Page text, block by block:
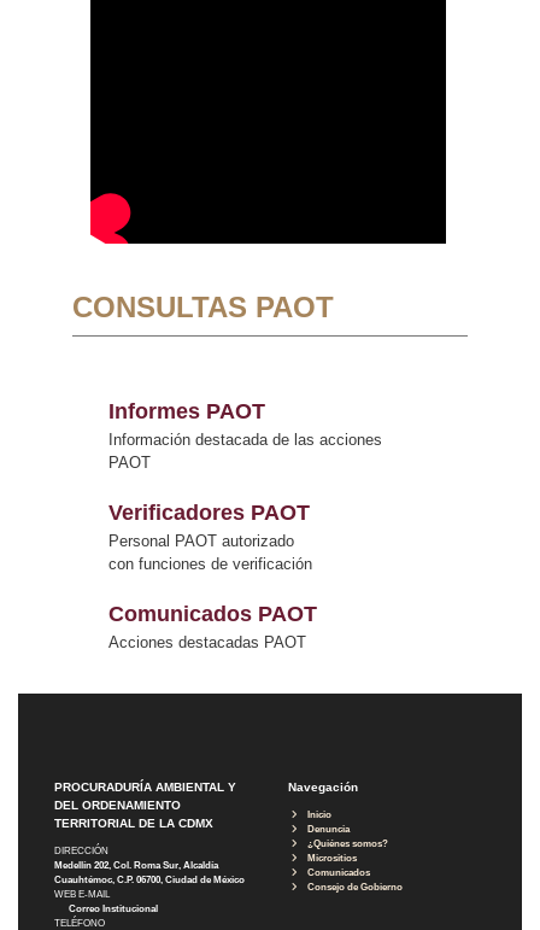
CONSULTAS PAOT
Informes PAOT
Información destacada de las acciones
PAOT
Verificadores PAOT
Personal PAOT autorizado
con funciones de verificación
Comunicados PAOT
Acciones destacadas PAOT
PROCURADURÍA AMBIENTAL Y
DEL ORDENAMIENTO
TERRITORIAL DE LA CDMX
DIRECCIÓN
Medellín 202, Col. Roma Sur, Alcaldía
Cuauhtémoc, C.P. 06700, Ciudad de México
WEB E-MAIL
Correo Institucional
TELÉFONO
Navegación
Inicio
Denuncia
¿Quiénes somos?
Micrositios
Comunicados
Consejo de Gobierno